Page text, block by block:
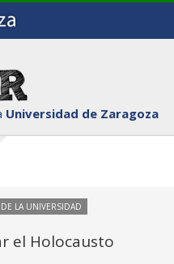
Universidad de Zaragoza
DE LA UNIVERSIDAD
el Holocausto